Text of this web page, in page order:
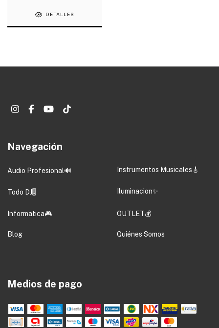
DETALLES
Navegación
Audio Profesional🔊 Instrumentos Musicales🎸
Todo DJ🎚️ Iluminacion✨
Informatica🎮 OUTLET💰
Blog Quiénes Somos
Medios de pago